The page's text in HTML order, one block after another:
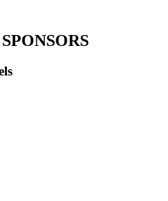
SPONSORS